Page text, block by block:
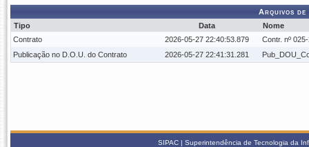
Arquivos
Tipo
Data
Nome
Contrato
2026-05-27 22:40:53.879
Contr. nº
Publicação no D.O.U. do Contrato
2026-05-27 22:41:31.281
SIPAC | Superintendência de Tecnologia da